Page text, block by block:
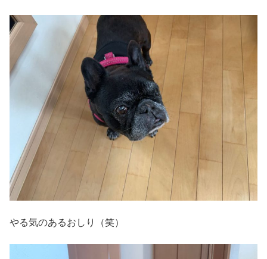
やる気のあるおしり（笑）